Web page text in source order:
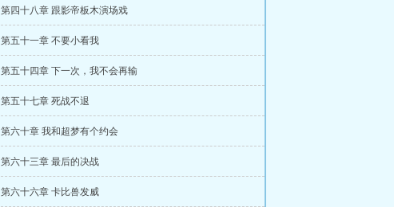
第四十八章 跟影帝板木演场戏
第五十一章 不要小看我
第五十四章 下一次，我不会再输
第五十七章 死战不退
第六十章 我和超梦有个约会
第六十三章 最后的决战
第六十六章 卡比兽发威